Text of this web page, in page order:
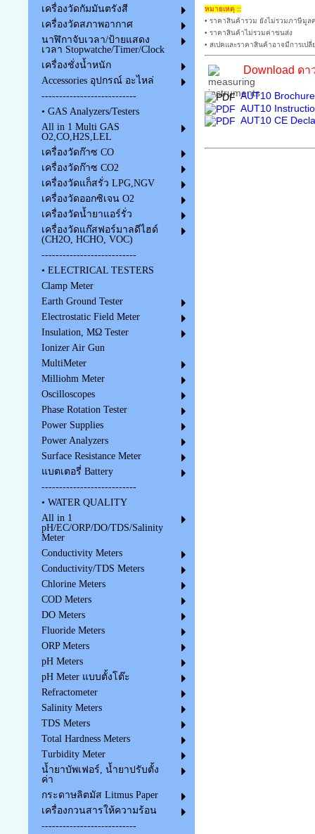
เครื่องวัดกัมมันตรังสี
เครื่องวัดสภาพอากาศ
นาฬิกาจับเวลา/ป้ายแสดง
เวลา Stopwatche/Timer/Clock
เครื่องชั่งน้ำหนัก
Accessories อุปกรณ์ อะไหล่
---------------------------
• GAS Analyzers/Testers
All in 1 Multi GAS
O2,CO,H2S,LEL
เครื่องวัดก๊าซ CO
เครื่องวัดก๊าซ CO2
เครื่องวัดแก็สรั่ว LPG,NGV
เครื่องวัดออกซิเจน O2
เครื่องวัดน้ำยาแอร์รั่ว
เครื่องวัดแก๊สฟอร์มาลดีไฮด์
(CH2O, HCHO, VOC)
---------------------------
• ELECTRICAL TESTERS
Clamp Meter
Earth Ground Tester
Electrostatic Field Meter
Insulation, MΩ Tester
Ionizer Air Gun
MultiMeter
Milliohm Meter
Oscilloscopes
Phase Rotation Tester
Power Supplies
Power Analyzers
Surface Resistance Meter
แบตเตอรี่ Battery
---------------------------
• WATER QUALITY
All in 1
pH/EC/ORP/DO/TDS/Salinity
Meter
Conductivity Meters
Conductivity/TDS Meters
Chlorine Meters
COD Meters
DO Meters
Fluoride Meters
ORP Meters
pH Meters
pH Meter แบบตั้งโต๊ะ
Refractometer
Salinity Meters
TDS Meters
Total Hardness Meters
Turbidity Meter
น้ำยาบัพเฟอร์, น้ำยาปรับตั้ง
ค่า
กระดาษลิตมัส Litmus Paper
เครื่องกวนสารให้ความร้อน
---------------------------
หมายเหตุ ::
• ราคาสินค้ารวม ยังไม่รวมภาษีมูล
• ราคาสินค้าไม่รวมค่าขนส่ง
• สเปคและราคาสินค้าอาจมีการเป
Download ด
AUT10
AUT10
AUT10 CE